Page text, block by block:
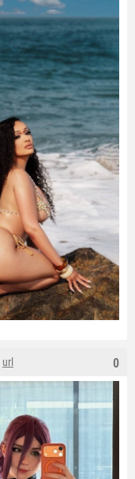
0
url